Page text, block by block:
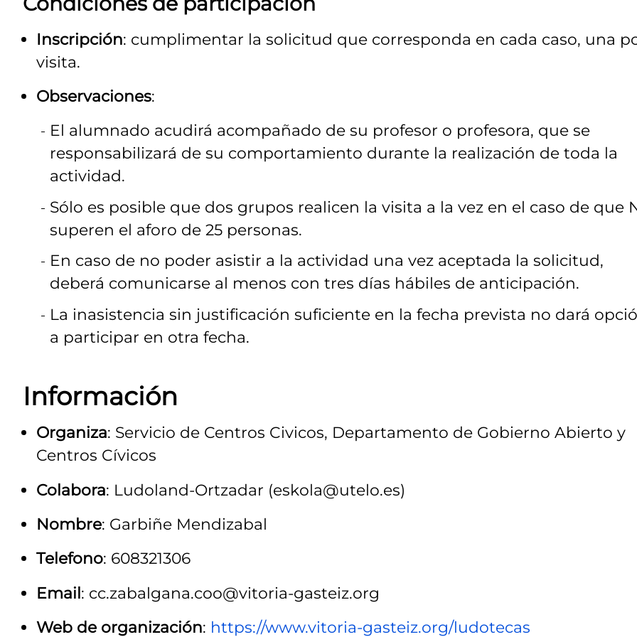
Inscripción: cumplimentar la solicitud que corresponda en cada caso, una
visita.
Observaciones:
El alumnado acudirá acompañado de su profesor o profesora, que se
responsabilizará de su comportamiento durante la realización de toda la
actividad.
Sólo es posible que dos grupos realicen la visita a la vez en el caso de que
superen el aforo de 25 personas.
En caso de no poder asistir a la actividad una vez aceptada la solicitud,
deberá comunicarse al menos con tres días hábiles de anticipación.
La inasistencia sin justificación suficiente en la fecha prevista no dará
a participar en otra fecha.
Información
Organiza: Servicio de Centros Civicos, Departamento de Gobierno Abierto y
Centros Cívicos
Colabora: Ludoland-Ortzadar (eskola@utelo.es)
Nombre: Garbiñe Mendizabal
Telefono: 608321306
Email: cc.zabalgana.coo@vitoria-gasteiz.org
Web de organización: https://www.vitoria-gasteiz.org/ludotecas